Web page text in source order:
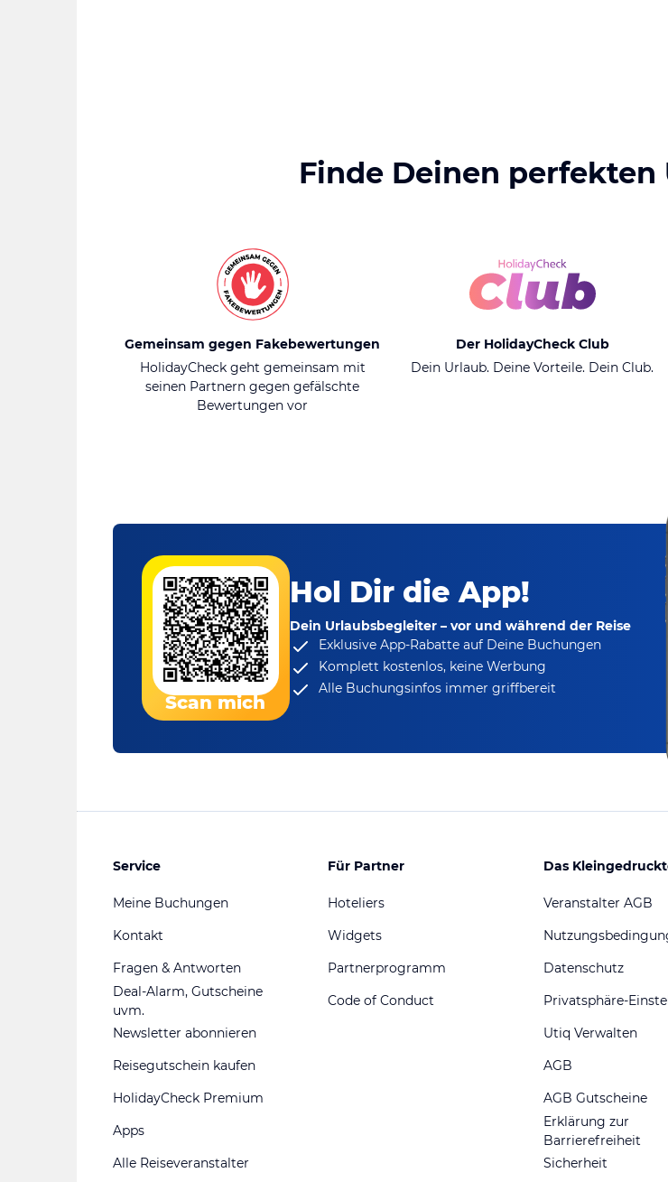
Finde Deinen perfekten
Gemeinsam gegen Fakebewertungen
HolidayCheck geht gemeinsam mit
seinen Partnern gegen gefälschte
Bewertungen vor
Der HolidayCheck Club
Dein Urlaub. Deine Vorteile. Dein Club.
Scan mich
Hol Dir die App!
Dein Urlaubsbegleiter – vor und während der Reise
Exklusive App-Rabatteauf Deine Buchungen
Komplett kostenlos, keine Werbung
Alle Buchungsinfos immer griffbereit
Service
Meine Buchungen
Kontakt
Fragen & Antworten
Deal-Alarm, Gutscheine
uvm.
Newsletter abonnieren
Reisegutschein kaufen
HolidayCheck Premium
Apps
Alle Reiseveranstalter
Für Partner
Hoteliers
Widgets
Partnerprogramm
Code of Conduct
Das
Veranstalter AGB
Datenschutz
Privatsphäre-
Utiq Verwalten
AGB
AGB Gutscheine
Erklärung zur
Barrierefreiheit
Sicherheit